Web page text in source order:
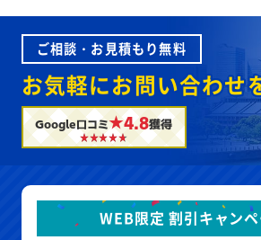
ご相談・お見積もり無料
お気軽にお問い合わせ
Google口コミ★4.8獲得
WEB限定 割引キャン